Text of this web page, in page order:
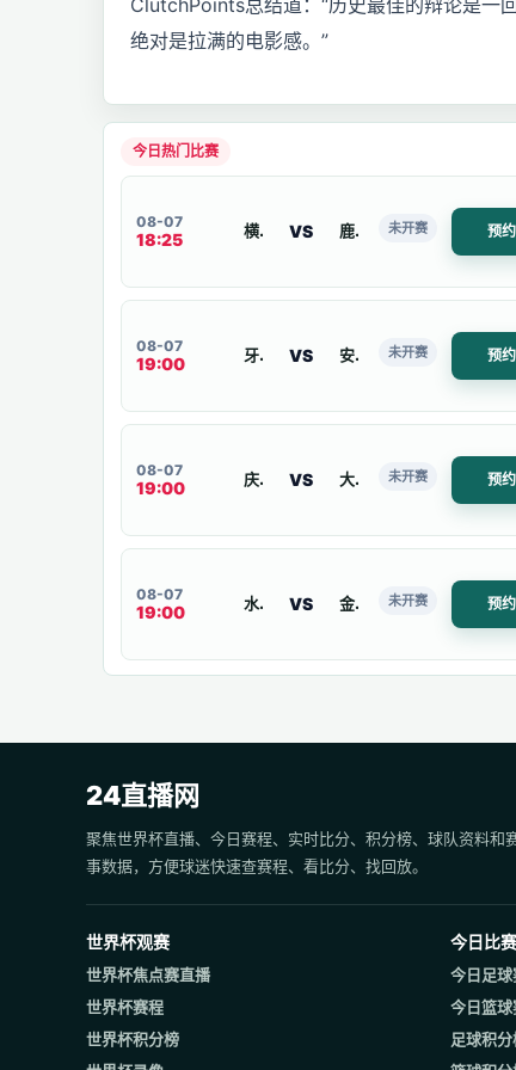
绝对是拉满的电影感。”
今日热门比赛
08-07
18:25 横滨水手 VS 鹿岛 未开赛 预
08-07
19:00 牙山木槿花 VS 安山绿人 未开赛 预
08-07
19:00 庆南FC VS 大邱FC 未开赛 预
08-07
19:00 水原三星蓝翼 VS 金海市 未开赛 预
24直播网
聚焦世界杯直播、今日赛程、实时比分、积分榜、球队资料
事数据，方便球迷快速查赛程、看比分、找回放。
世界杯观赛
世界杯焦点赛直播
世界杯赛程
世界杯积分榜
今日比赛
今日足球
今日篮球
足球积分